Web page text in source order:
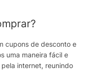
cupons de desconto e
uma maneira fácil e
internet, reunindo